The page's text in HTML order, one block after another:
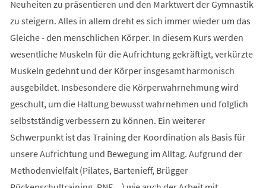
Neuheiten zu präsentieren und den Marktwert der Gymnastik
zu steigern. Alles in allem dreht es sich immer wieder um das
Gleiche - den menschlichen Körper. In diesem Kurs werden
wesentliche Muskeln für die Aufrichtung gekräftigt, verkürzte
Muskeln gedehnt und der Körper insgesamt harmonisch
ausgebildet. Insbesondere die Körperwahrnehmung wird
geschult, um die Haltung bewusst wahrnehmen und folglich
selbstständig verbessern zu können. Ein weiterer
Schwerpunkt ist das Training der Koordination als Basis für
unsere Aufrichtung und Bewegung im Alltag. Aufgrund der
Methodenvielfalt (Pilates, Bartenieff, Brügger